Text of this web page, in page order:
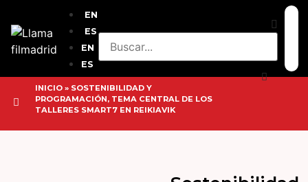
EN
ES
EN
ES
INICIO » SOSTENIBILIDAD Y
PROGRAMACIÓN, TEMA CENTRAL DE LOS
TALLERES SMART7 EN REIKIAVIK